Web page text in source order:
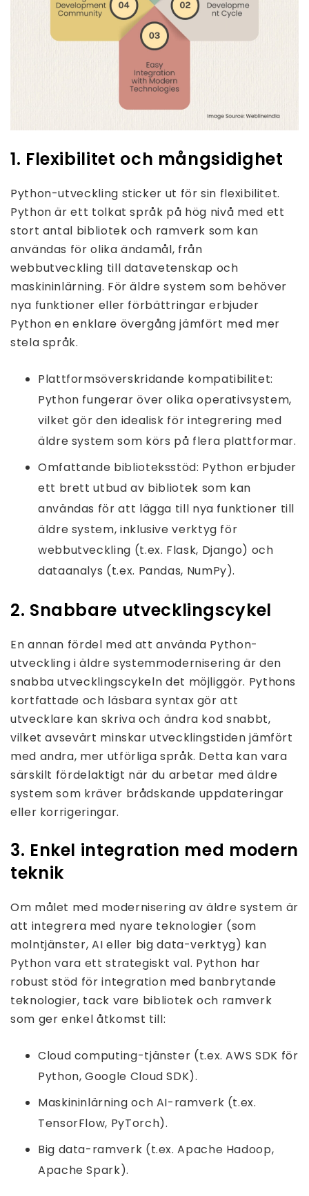
1. Flexibilitet och mångsidighet
Python-utveckling sticker ut för sin flexibilitet.
Python är ett tolkat språk på hög nivå med ett
stort antal bibliotek och ramverk som kan
användas för olika ändamål, från
webbutveckling till datavetenskap och
maskininlärning. För äldre system som behöver
nya funktioner eller förbättringar erbjuder
Python en enklare övergång jämfört med mer
stela språk.
Plattformsöverskridande kompatibilitet:
Python fungerar över olika operativsystem,
vilket gör den idealisk för integrering med
äldre system som körs på flera plattformar.
Omfattande biblioteksstöd: Python erbjuder
ett brett utbud av bibliotek som kan
användas för att lägga till nya funktioner till
äldre system, inklusive verktyg för
webbutveckling (t.ex. Flask, Django) och
dataanalys (t.ex. Pandas, NumPy).
2. Snabbare utvecklingscykel
En annan fördel med att använda Python-
utveckling i äldre systemmodernisering är den
snabba utvecklingscykeln det möjliggör. Pythons
kortfattade och läsbara syntax gör att
utvecklare kan skriva och ändra kod snabbt,
vilket avsevärt minskar utvecklingstiden jämfört
med andra, mer utförliga språk. Detta kan vara
särskilt fördelaktigt när du arbetar med äldre
system som kräver brådskande uppdateringar
eller korrigeringar.
3. Enkel integration med modern
teknik
Om målet med modernisering av äldre system är
att integrera med nyare teknologier (som
molntjänster, AI eller big data-verktyg) kan
Python vara ett strategiskt val. Python har
robust stöd för integration med banbrytande
teknologier, tack vare bibliotek och ramverk
som ger enkel åtkomst till:
Cloud computing-tjänster (t.ex. AWS SDK för
Python, Google Cloud SDK).
Maskininlärning och AI-ramverk (t.ex.
TensorFlow, PyTorch).
Big data-ramverk (t.ex. Apache Hadoop,
Apache Spark).